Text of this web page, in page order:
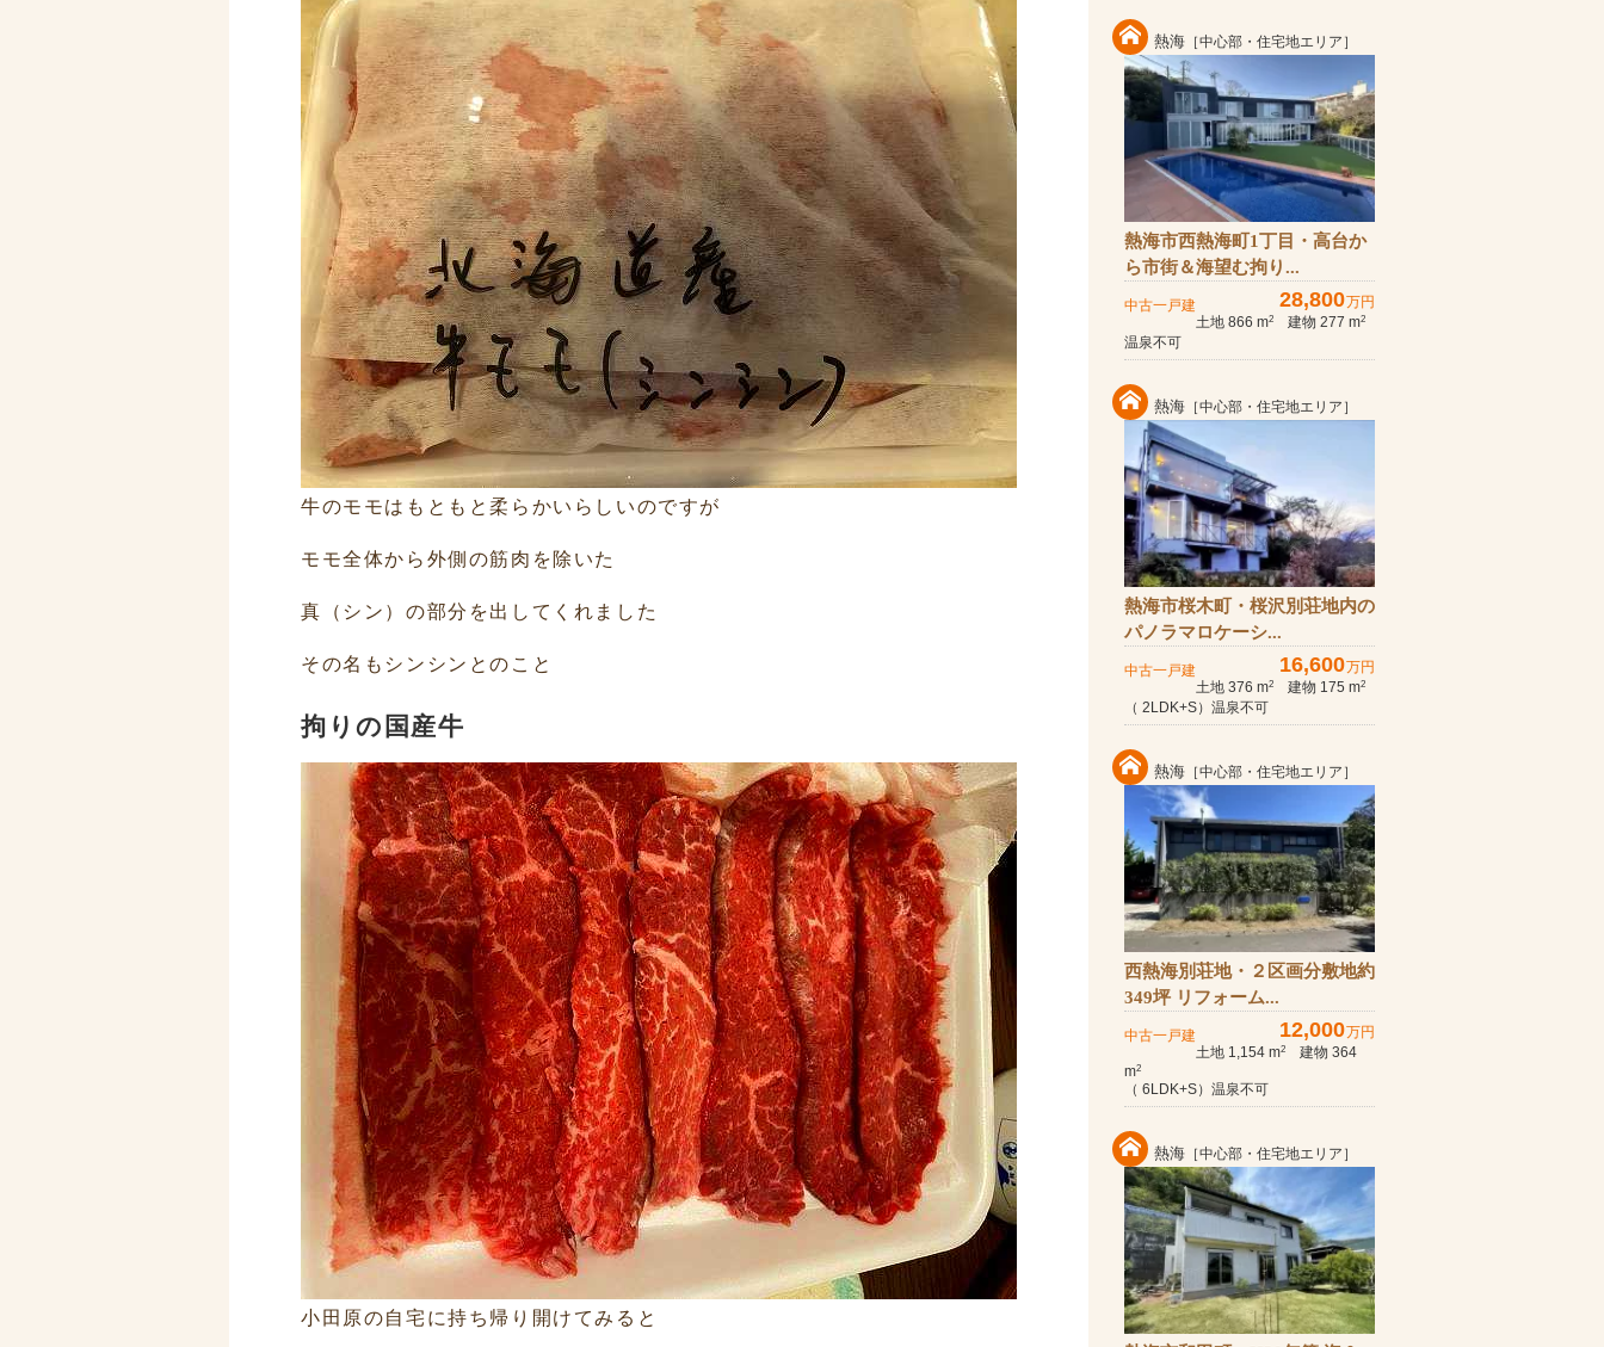
牛のモモはもともと柔らかいらしいのですが
モモ全体から外側の筋肉を除いた
真（シン）の部分を出してくれました
その名もシンシンとのこと
拘りの国産牛
小田原の自宅に持ち帰り開けてみると
熱海 ［中心部・住宅地エリア］
熱海市西熱海町1丁目・高台か
ら市街＆海望む拘り...
中古一戸建 28,800万円
土地 866 m2 建物 277 m2
温泉不可
熱海 ［中心部・住宅地エリア］
熱海市桜木町・桜沢別荘地内の
パノラマロケーシ...
中古一戸建 16,600万円
土地 376 m2 建物 175 m2
（ 2LDK+S）温泉不可
熱海 ［中心部・住宅地エリア］
西熱海別荘地・２区画分敷地約
349坪 リフォーム...
中古一戸建 12,000万円
土地 1,154 m2
建物 364
m2
（ 6LDK+S）温泉不可
熱海 ［中心部・住宅地エリア］